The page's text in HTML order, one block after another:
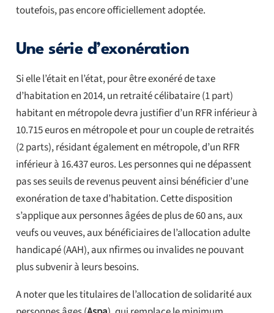
toutefois, pas encore officiellement adoptée.
Une série d’exonération
Si elle l’était en l’état, pour être exonéré de taxe
d’habitation en 2014, un retraité célibataire (1 part)
habitant en métropole devra justifier d’un RFR inférieur à
10.715 euros en métropole et pour un couple de retraités
(2 parts), résidant également en métropole, d’un RFR
inférieur à 16.437 euros. Les personnes qui ne dépassent
pas ses seuils de revenus peuvent ainsi bénéficier d’une
exonération de taxe d’habitation. Cette disposition
s’applique aux personnes âgées de plus de 60 ans, aux
veufs ou veuves, aux bénéficiaires de l’allocation adulte
handicapé (AAH), aux nfirmes ou invalides ne pouvant
plus subvenir à leurs besoins.
A noter que les titulaires de l’allocation de solidarité aux